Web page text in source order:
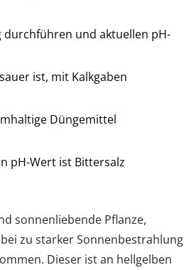
und aktuellen pH-
ist, mit Kalkgaben
Düngemittel
pH-Wert ist Bittersalz
sonnenliebende Pflanze,
zu starker Sonnenbestrahlung
Dieser ist an hellgelben